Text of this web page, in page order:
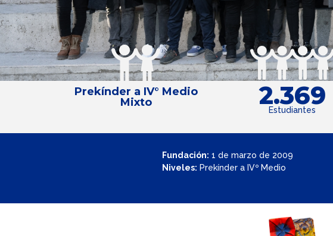
Prekínder a IV° Medio
Mixto
2.369
Estudiantes
Fundación: 1 de marzo de 2009
Niveles: Prekínder a IVº Medio